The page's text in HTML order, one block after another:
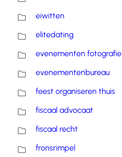
eiwitten
elitedating
evenementen fotografie
evenementenbureau
feest organiseren thuis
fiscaal advocaat
fiscaal recht
fronsrimpel